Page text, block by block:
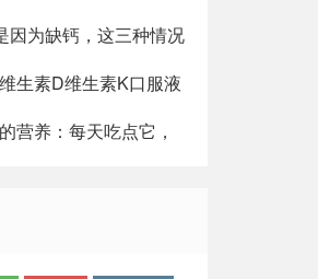
因为缺钙，这三种情况
生素D维生素K口服液
营养：每天吃点它，